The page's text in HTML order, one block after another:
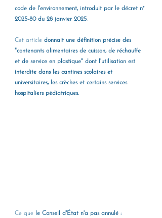
code de l'environnement, introduit par le décret n°
2025-80 du 28 janvier 2025.
Cet article donnait une définition précise des
"contenants alimentaires de cuisson, de réchauffe
et de service en plastique" dont l'utilisation est
interdite dans les cantines scolaires et
universitaires, les crèches et certains services
hospitaliers pédiatriques.
Ce que le Conseil d'État n'a pas annulé :